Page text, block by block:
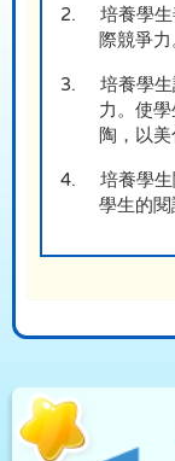
2.
培養學
際競爭力
3.
培養學
力。使
陶，以美
4.
培養學
學生的閱